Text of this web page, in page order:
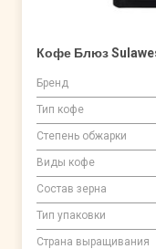
Кофе Блюз
Бренд
Тип кофе
Степень обжарки
Виды кофе
Состав зерна
Тип упаковки
Страна выращивания